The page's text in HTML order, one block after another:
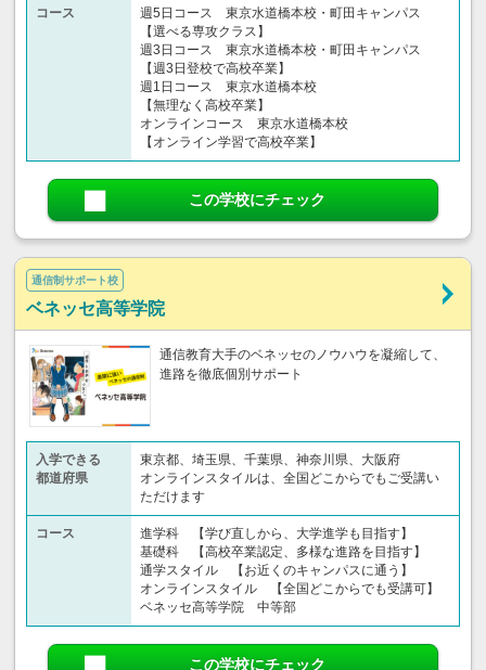
コース
週5日コース 東京水道橋本校・町田キャンパス
【選べる専攻クラス】
週3日コース 東京水道橋本校・町田キャンパス
【週3日登校で高校卒業】
週1日コース 東京水道橋本校
【無理なく高校卒業】
オンラインコース 東京水道橋本校
【オンライン学習で高校卒業】
この学校にチェック
通信制サポート校
ベネッセ高等学院
通信教育大手のベネッセのノウハウを凝縮して、
進路を徹底個別サポート
入学できる
都道府県
東京都、埼玉県、千葉県、神奈川県、大阪府
オンラインスタイルは、全国どこからでもご受講い
ただけます
コース
進学科 【学び直しから、大学進学も目指す】
基礎科 【高校卒業認定、多様な進路を目指す】
通学スタイル 【お近くのキャンパスに通う】
オンラインスタイル 【全国どこからでも受講可】
ベネッセ高等学院 中等部
この学校にチェック